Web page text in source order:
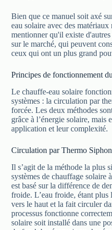
Bien que ce manuel soit axé
eau solaire avec des
mentionner qu'il existe
sur le marché, qui peuvent
ceux qui ont un plus grand
Principes de fonctionnement
Le chauffe-eau solaire
systèmes : la circulation par
forcée. Les deux méthodes
grâce à l’énergie solaire, mais
application et leur complexité.
Circulation par Thermo Siphon
Il s’agit de la méthode la plus
systèmes de chauffage
est basé sur la différence de
froide. L’eau froide, étant plus
vers le haut et la fait circuler
processus fonctionne
solaire soit installé dans une